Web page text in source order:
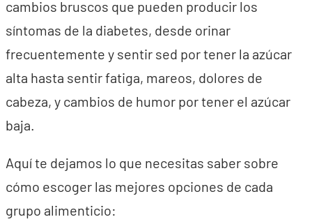
cambios bruscos que pueden producir los
síntomas de la diabetes, desde orinar
frecuentemente y sentir sed por tener la azúcar
alta hasta sentir fatiga, mareos, dolores de
cabeza, y cambios de humor por tener el azúcar
baja.
Aquí te dejamos lo que necesitas saber sobre
cómo escoger las mejores opciones de cada
grupo alimenticio: